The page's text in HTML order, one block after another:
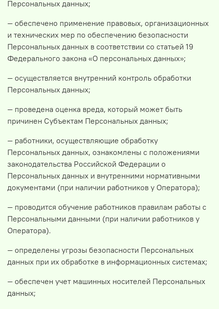
Персональных данных;
— обеспечено применение правовых, организационных
и технических мер по обеспечению безопасности
Персональных данных в соответствии со статьей 19
Федерального закона «О персональных данных»;
— осуществляется внутренний контроль обработки
Персональных данных;
— проведена оценка вреда, который может быть
причинен Субъектам Персональных данных;
— работники, осуществляющие обработку
Персональных данных, ознакомлены с положениями
законодательства Российской Федерации о
Персональных данных и внутренними нормативными
документами (при наличии работников у Оператора);
— проводится обучение работников правилам работы с
Персональными данными (при наличии работников у
Оператора).
— определены угрозы безопасности Персональных
данных при их обработке в информационных системах;
— обеспечен учет машинных носителей Персональных
данных;